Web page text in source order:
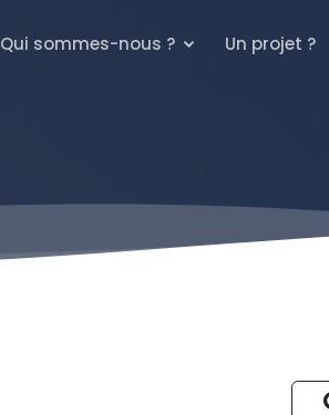
Qui sommes-nous ? Un projet ?